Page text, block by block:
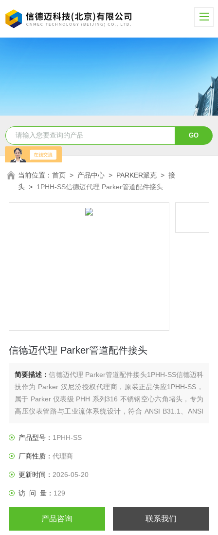
当前位置：首页 > 产品中心 > PARKER派克 >接
头 > 1PHH-SS信德迈代理 Parker管道配件接头
信德迈代理 Parker管道配件接头
简要描述：信德迈代理 Parker管道配件接头1PHH-SS信德迈科
技作为 Parker 汉尼汾授权代理商，原装正品供应1PHH-SS，
属于 Parker 仪表级 PHH 系列316 不锈钢空心六角堵头，专为
高压仪表管路与工业流体系统设计，符合 ANSI B31.1、ANSI
蚀、易安装四大优势
产品型号： 1PHH-SS
厂商性质： 代理商
更新时间： 2026-05-20
访 问 量： 129
产品咨询 联系我们